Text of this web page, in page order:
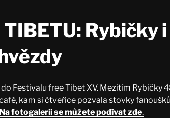
TIBETU: Rybičky
Festivalu free Tibet XV. Mezitím Rybičky
kam si čtveřice pozvala stovky
Na fotogalerii se můžete podívat zde.